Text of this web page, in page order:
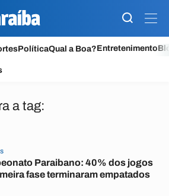
PolíticaQual a Boa?Entretenimento
a tag:
Paraibano: 40% dos jogos
fase terminaram empatados